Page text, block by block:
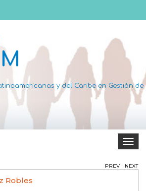
y del Caribe en Gestión de
Toggle
Robles
PREV NEXT